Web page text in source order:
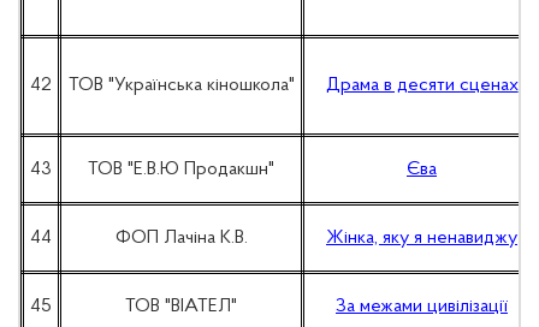
42 ТОВ "Українська кіношкола" Драма в десяти сценах
43 ТОВ "Е.В.Ю Продакшн" Єва
44 ФОП Лачіна К.В. Жінка, яку я ненавиджу
45 ТОВ "ВІАТЕЛ" За межами цивілізації